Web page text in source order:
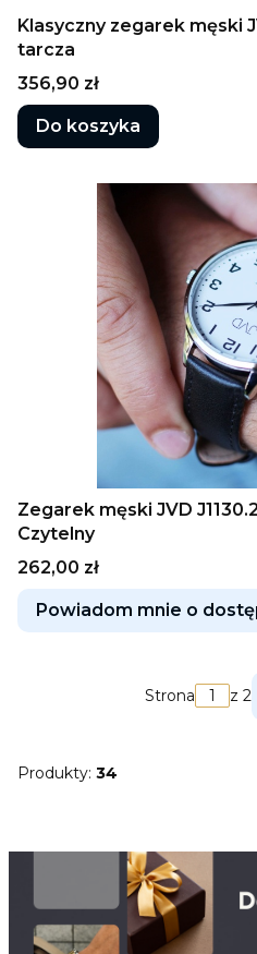
Klasyczny zegarek męski
tarcza
Cena
356,90 zł
Do koszyka
Zegarek męski JVD
Czytelny
Cena
262,00 zł
Powiadom mnie o
Strona z 2
Produkty: 34